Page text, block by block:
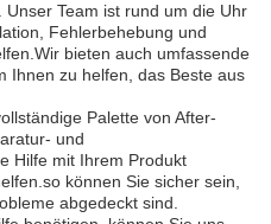
Team ist rund um die Uhr
Fehlerbehebung und
bieten auch umfassende
Ihnen zu helfen, das Beste aus
Palette von After-
und
Hilfe mit Ihrem Produkt
können Sie sicher sein,
abgedeckt sind.